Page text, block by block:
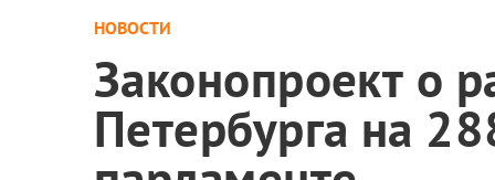
НОВОСТИ
Законопроект о
Петербурга на